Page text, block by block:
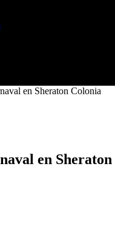
en Sheraton Colonia
en